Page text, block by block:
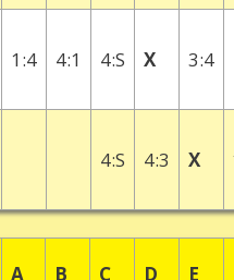
1:4 4:1 4:S X 3:4
4:S 4:3 X
A B C D E